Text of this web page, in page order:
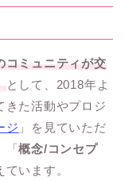
コミュニティが交
として、2018年よ
きた活動やプロジ
ジ 」を見ていただ
「概念/コンセプ
います。